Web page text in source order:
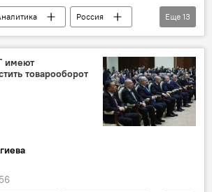
Россия
Экономика
Зерно
Астрахань
морской торговый порт
Еще 13
имеют
товарооборот